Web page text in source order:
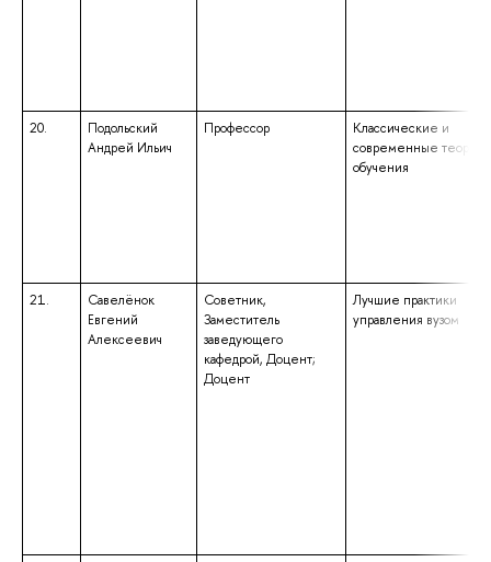
20.
Подольский
Андрей Ильич
Профессор
Классические и
современные теории
обучения
21.
Савелёнок
Евгений
Алексеевич
Советник,
Заместитель
заведующего
кафедрой, Доцент;
Доцент
Лучшие практики
управления вузом